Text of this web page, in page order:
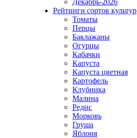
Декабрь-2026
Рейтинги сортов культур
Томаты
Перцы
Баклажаны
Огурцы
Кабачки
Капуста
Капуста цветная
Картофель
Клубника
Малина
Редис
Морковь
Груша
Яблоня